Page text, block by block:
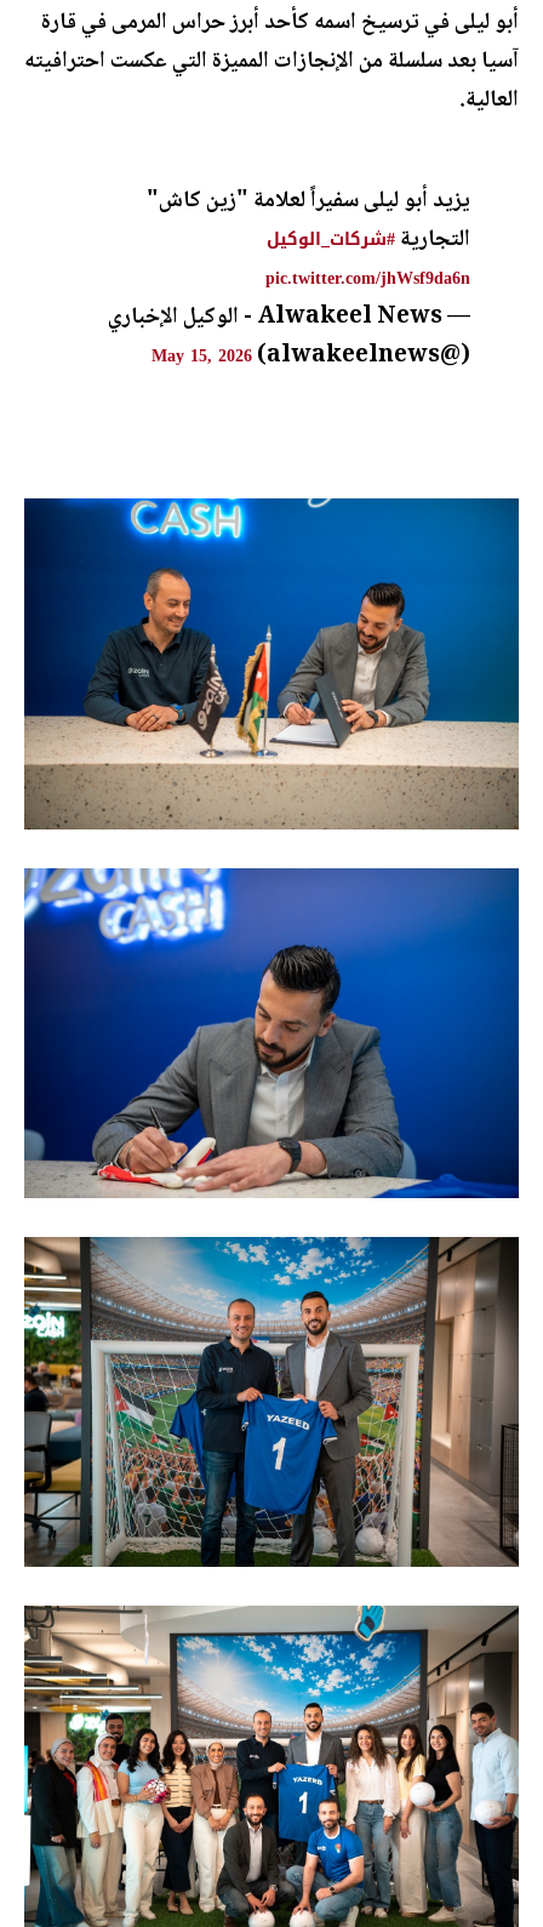
أبو ليلى في ترسيخ اسمه كأحد أبرز حراس المرمى في قارة
آسيا بعد سلسلة من الإنجازات المميزة التي عكست احترافيته
العالية.
يزيد أبو ليلى سفيراً لعلامة "زين كاش"
التجارية#شركات_الوكيل
pic.twitter.com/jhWsf9da6n
— Alwakeel News - الوكيل الإخباري
(@alwakeelnews)
May 15, 2026